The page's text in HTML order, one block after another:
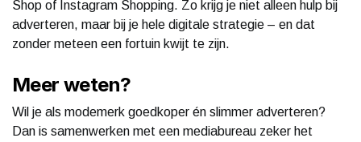
Shop of Instagram Shopping. Zo krijg je niet alleen hulp bij
adverteren, maar bij je hele digitale strategie – en dat
zonder meteen een fortuin kwijt te zijn.
Meer weten?
Wil je als modemerk goedkoper én slimmer adverteren?
Dan is samenwerken met een mediabureau zeker het